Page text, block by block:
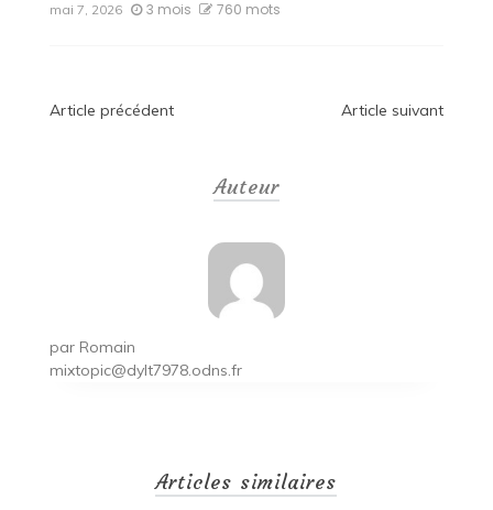
mai 7, 2026 3 mois 760 mots
Navigation
Article précédent Article suivant
Auteur
par Romain
mixtopic@dylt7978.odns.fr
Articles similaires